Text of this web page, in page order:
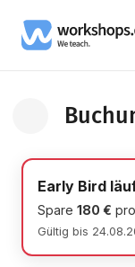
Zurück zur
Early Bird
Spare 180 €
Gültig bis